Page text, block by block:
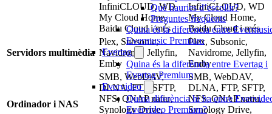
Què hauries d’escollir?
Preguntes freqüents
Quina és la diferència entre
Evermusic Premium
Evertag
Quina és la diferència entre Evertag i
Evertag Premium
Evervideo
Quina diferència hi ha entre
Evervideo Premium?
InfiniCLOUD, WD
My Cloud Home,
Baidu Cloud i més
InfiniCLOUD, WD
My Cloud Home,
Baidu Cloud i més
Servidors multimèdia
Plex, Subsonic,
Navidrome, Jellyfin,
Emby
Plex, Subsonic,
Navidrome, Jellyfin,
Emby
Ordinador i NAS
SMB, WebDAV,
DLNA, FTP, SFTP,
NFS; QNAP natiu,
Synology Drive,
SMB, WebDAV,
DLNA, FTP, SFTP,
NFS; QNAP natiu,
Synology Drive,